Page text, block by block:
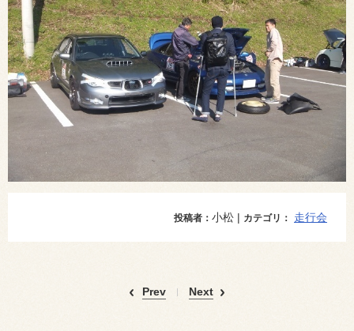
投稿者： 小松 | カテゴリ： 走行会
Prev Next